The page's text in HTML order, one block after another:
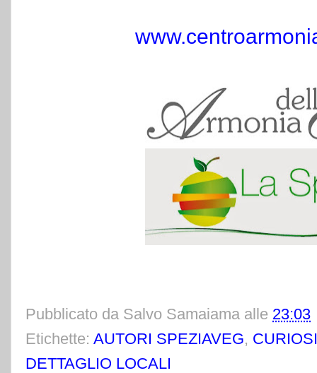
Pubblicato da Salvo Samaiama alle 23:03
Etichette: AUTORI SPEZIAVEG,
DETTAGLIO LOCALI